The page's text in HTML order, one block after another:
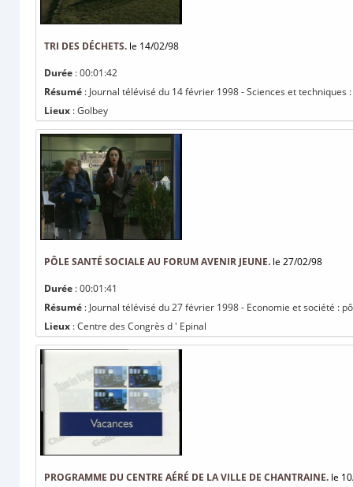
TRI DES DÉCHETS. le 14/02/98
Durée : 00:01:42
Résumé : Journal télévisé du 14 février 1998 - Sciences et techniques
Lieux : Golbey
PÔLE SANTÉ SOCIALE AU FORUM AVENIR JEUNE. le 27/02/98
Durée : 00:01:41
Résumé : Journal télévisé du 27 février 1998 - Economie et société :
Lieux : Centre des Congrès d ' Epinal
PROGRAMME DU CENTRE AÉRÉ DE LA VILLE DE CHANTRAINE. le